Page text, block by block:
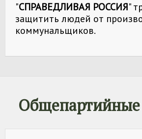
"СПРАВЕДЛИВАЯ РОССИЯ"
защитить людей от
коммунальщиков.
Общепартийные